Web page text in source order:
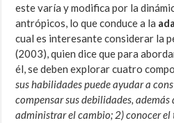
este varía y modifica por la
antrópicos, lo que conduce a la
cual es interesante considerar la
(2003), quien dice que para
él, se deben explorar cuatro
sus habilidades puede ayudar a
compensar sus debilidades,
administrar el cambio; 2) conocer